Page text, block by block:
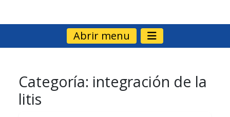
Abrir menu
Categoría: integración de la
litis